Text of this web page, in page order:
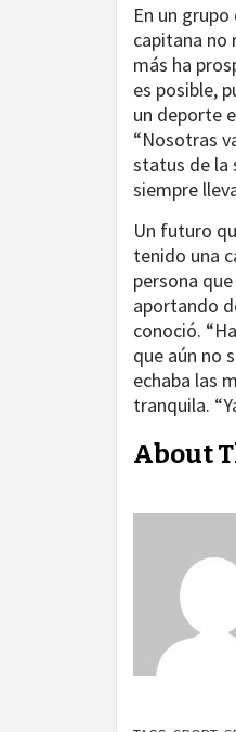
En un
capitana no
más ha
es posible,
un deporte
“Nosotras
status de la
siempre
Un futuro
tenido una
persona
aportando
conoció.
que aún no
echaba las
tranquila.
About